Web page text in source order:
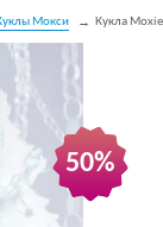
Мокси Кукла
50%